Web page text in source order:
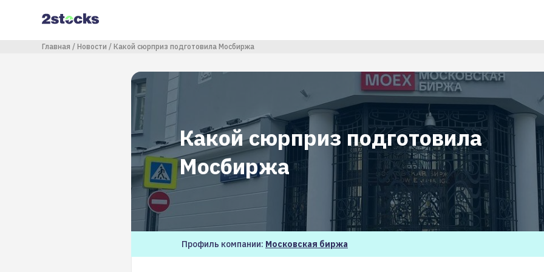
содержанию
Строка навигации
Главная Новости Какой сюрприз подготовила Мосбиржа
Какой сюрприз подготовила
Мосбиржа
Профиль компании: Московская биржа